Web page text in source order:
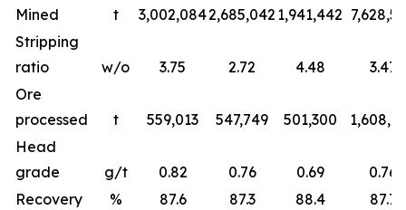
Mined
t 3,002,0842,685,042 1,941,442
Stripping
ratio
w/o 3.75 2.72 4.48
3.47
Ore
processed
t 559,013 547,749 501,300
Head
grade
g/t 0.82 0.76 0.69
0.76
Recovery
% 87.6 87.3 88.4 87.7